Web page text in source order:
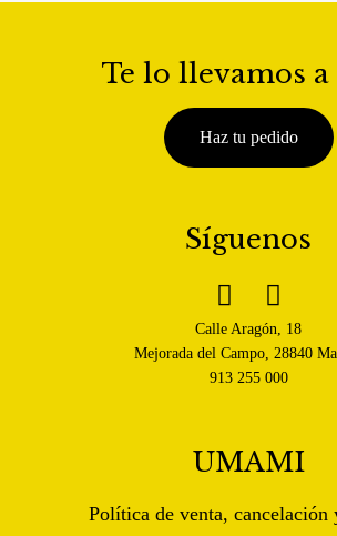
Te lo llevamos a
Haz tu pedido
Síguenos
 
Calle Aragón, 18
Mejorada del Campo, 28840
913 255 000
UMAMI
Política de venta, cancelación